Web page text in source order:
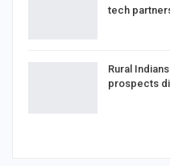
tech
Rural
prospects